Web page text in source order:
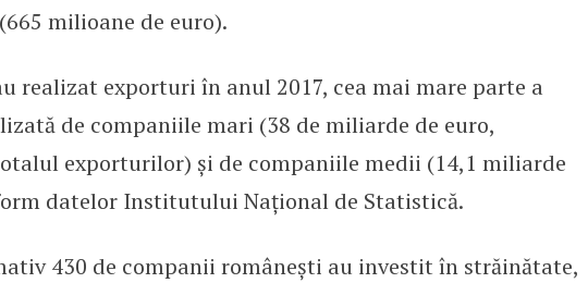
milioane de euro).
realizat exporturi în anul 2017, cea mai mare parte a
de companiile mari (38 de miliarde de euro,
exporturilor) și de companiile medii (14,1 miliarde
datelor Institutului Național de Statistică.
430 de companii românești au investit în străinătate,